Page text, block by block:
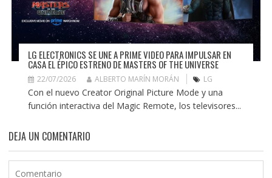
LG ELECTRONICS SE UNE A PRIME VIDEO PARA IMPULSAR EN
CASA EL ÉPICO ESTRENO DE MASTERS OF THE UNIVERSE
22/07/2026 ALBERTO MARÍN MORÁN LG
Con el nuevo Creator Original Picture Mode y una
función interactiva del Magic Remote, los televisores...
DEJA UN COMENTARIO